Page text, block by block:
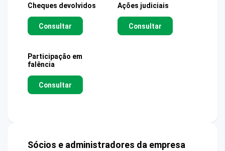
Cheques devolvidos
Consultar
Ações judiciais
Consultar
Participação em
falência
Consultar
Sócios e administradores da empresa